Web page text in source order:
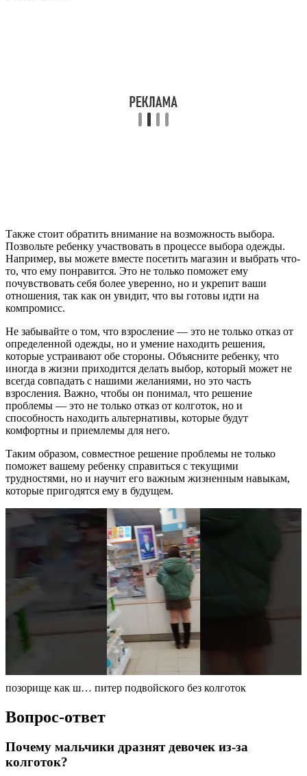
Также стоит обратить внимание на возможность выбора.
Позвольте ребенку участвовать в процессе выбора одежды.
Например, вы можете вместе посетить магазин и выбрать что-
то, что ему понравится. Это не только поможет ему
почувствовать себя более уверенно, но и укрепит ваши
отношения, так как он увидит, что вы готовы идти на
компромисс.
Не забывайте о том, что взросление — это не только отказ от
определенной одежды, но и умение находить решения,
которые устраивают обе стороны. Объясните ребенку, что
иногда в жизни приходится делать выбор, который может не
всегда совпадать с нашими желаниями, но это часть
взросления. Важно, чтобы он понимал, что решение
проблемы — это не только отказ от колготок, но и
способность находить альтернативы, которые будут
комфортны и приемлемы для него.
Таким образом, совместное решение проблемы не только
поможет вашему ребенку справиться с текущими
трудностями, но и научит его важным жизненным навыкам,
которые пригодятся ему в будущем.
позорище как ш… питер подвойского без колготок
Вопрос-ответ
Почему мальчики дразнят девочек из-за
колготок?